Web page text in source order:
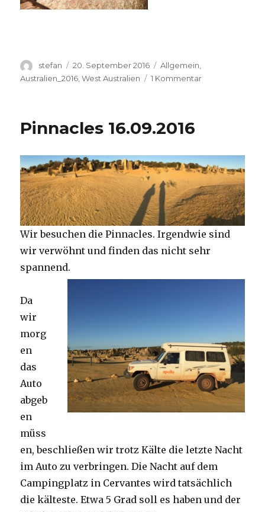
Autor
stefan
Veröffentlicht
am
20. September 2016 Kategorien
Allgemein,
Australien_2016 ,West Australien 1 Kommentarzu
Pinnacles 16.09.2016
Wir besuchen die Pinnacles. Irgendwie sind
wir verwöhnt und finden das nicht sehr
spannend.
Da
wir
morg
en
das
Auto
abgeb
en
müss
en, beschließen wir trotz Kälte die letzte Nacht
im Auto zu verbringen. Die Nacht auf dem
Campingplatz in Cervantes wird tatsächlich
die kälteste. Etwa 5 Grad soll es haben und der